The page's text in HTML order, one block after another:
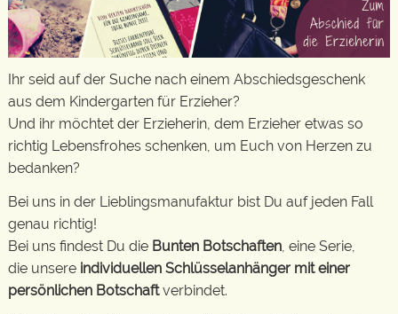
Ihr seid auf der Suche nach einem Abschiedsgeschenk
aus dem Kindergarten für Erzieher?
Und ihr möchtet der Erzieherin, dem Erzieher etwas so
richtig Lebensfrohes schenken, um Euch von Herzen zu
bedanken?
Bei uns in der Lieblingsmanufaktur bist Du auf jeden Fall
genau richtig!
Bei uns findest Du die Bunten Botschaften , eine Serie,
die unsere individuellen Schlüsselanhänger mit einer
persönlichen Botschaftverbindet.